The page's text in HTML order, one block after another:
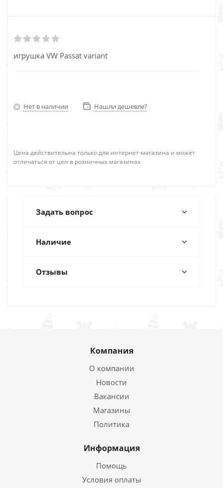
игрушка VW Passat variant
Нет в наличии Нашли дешевле?
Цена действительна только для интернет-магазина и может
отличаться от цен в розничных магазинах
Задать вопрос
Наличие
Отзывы
Компания
О компании
Новости
Вакансии
Магазины
Политика
Информация
Помощь
Условия оплаты